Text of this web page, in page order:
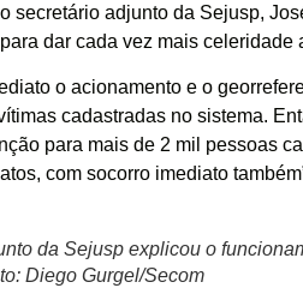
secretário adjunto da Sejusp,
dar cada vez mais celeridade
o acionamento e o
cadastradas no sistema.
para mais de 2 mil pessoas
com socorro imediato
da Sejusp explicou o
Diego Gurgel/Secom